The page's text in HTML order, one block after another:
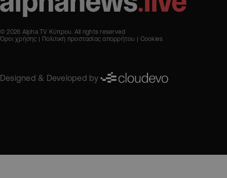
© 2026 Alpha TV Κύπρου. All rights reserved
Όροι χρήσης
Πολιτική προστασίας απορρήτου Cookies
Designed & Developed by